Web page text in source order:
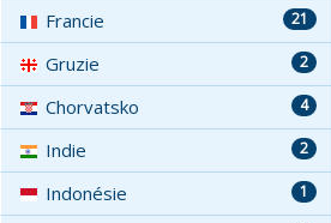
21
Francie
2
Gruzie
4
Chorvatsko
2
Indie
1
Indonésie